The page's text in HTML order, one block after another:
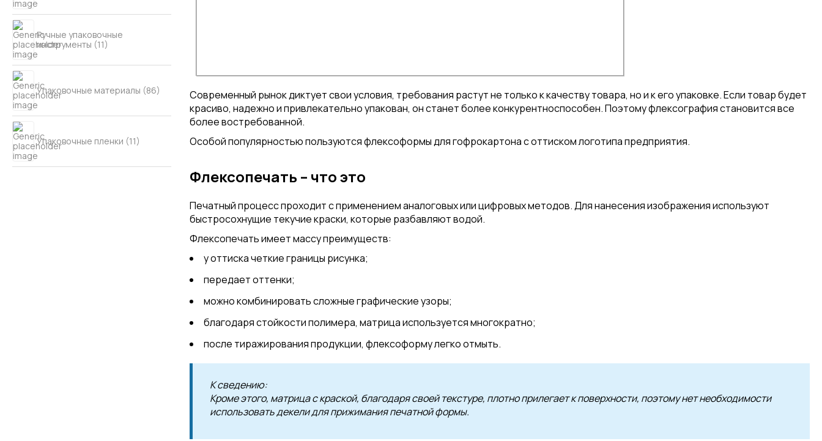
Ручные упаковочные
инструменты (11)
Упаковочные материалы (86)
Упаковочные пленки (11)
Современный рынок диктует свои условия, требования растут не только к качеству товара, но и к его упаковке. Если товар будет
красиво, надежно и привлекательно упакован, он станет более конкурентноспособен. Поэтому флексография становится все
более востребованной.
Особой популярностью пользуются флексоформы для гофрокартона с оттиском логотипа предприятия.
Флексопечать – что это
Печатный процесс проходит с применением аналоговых или цифровых методов. Для нанесения изображения используют
быстросохнущие текучие краски, которые разбавляют водой.
Флексопечать имеет массу преимуществ:
у оттиска четкие границы рисунка;
передает оттенки;
можно комбинировать сложные графические узоры;
благодаря стойкости полимера, матрица используется многократно;
после тиражирования продукции, флексоформу легко отмыть.
К сведению:
Кроме этого, матрица с краской, благодаря своей текстуре, плотно прилегает к поверхности, поэтому нет необходимости
использовать декели для прижимания печатной формы.